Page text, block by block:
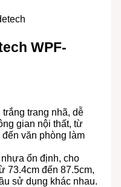
WPF-
trang nhã, dễ
gian nội thất, từ
văn phòng làm
ổn định, cho
73.4cm đến 87.5cm,
sử dụng khác nhau.